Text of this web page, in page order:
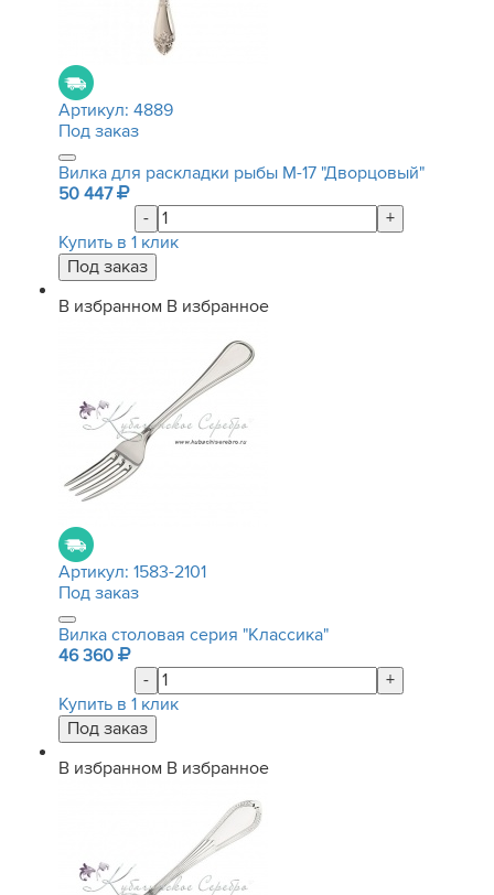
Артикул: 4889
Под заказ
Вилка для раскладки рыбы М-17 "Дворцовый"
50 447
-
+
Купить в 1 клик
В избранном В избранное
Артикул: 1583-2101
Под заказ
Вилка столовая серия "Классика"
46 360
-
+
Купить в 1 клик
В избранном В избранное